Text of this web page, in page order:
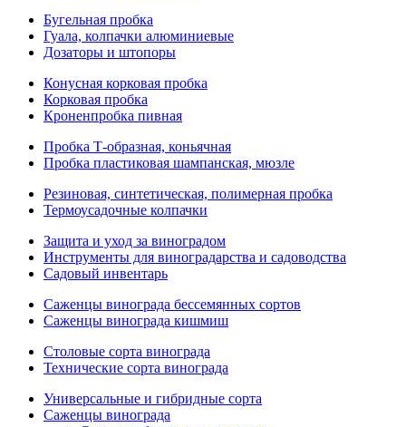
Бугельная пробка
Гуала, колпачки алюминиевые
Дозаторы и штопоры
Конусная корковая пробка
Корковая пробка
Кроненпробка пивная
Пробка Т-образная, коньячная
Пробка пластиковая шампанская, мюзле
Резиновая, синтетическая, полимерная пробка
Термоусадочные колпачки
Защита и уход за виноградом
Инструменты для виноградарства и садоводства
Садовый инвентарь
Саженцы винограда бессемянных сортов
Саженцы винограда кишмиш
Столовые сорта винограда
Технические сорта винограда
Универсальные и гибридные сорта
Саженцы винограда